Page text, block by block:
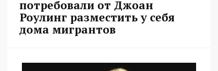
потребовали от Джоан
Роулинг разместить у себя
дома мигрантов